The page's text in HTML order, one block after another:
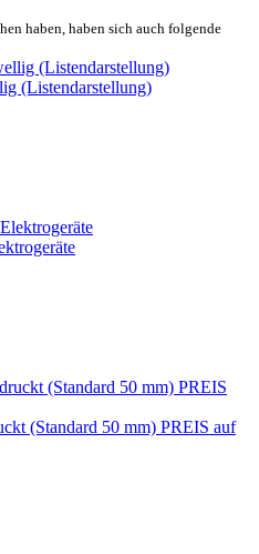
haben, haben sich auch folgende
(Listendarstellung)
(Standard 50 mm) PREIS auf